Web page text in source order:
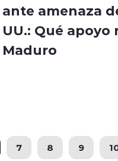
ante amenaza
UU.: Qué apoyo
Maduro
7 8 9